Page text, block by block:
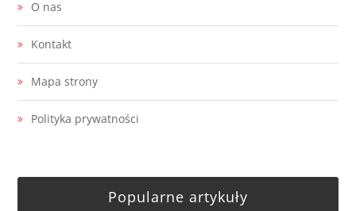
O nas
Kontakt
Mapa strony
Polityka prywatności
Popularne artykuły